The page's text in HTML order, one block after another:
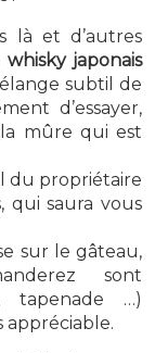
là et d’autres
whisky japonais
subtil de
d’essayer,
mûre qui est
du propriétaire
qui saura vous
sur le gâteau,
sont
tapenade …)